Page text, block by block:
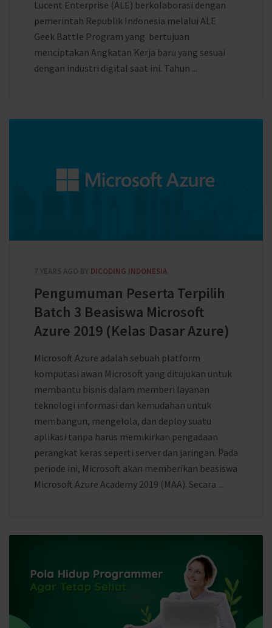
Lucent Enterprise (ALE) berkolaborasi dengan
pemerintah Republik Indonesia melalui ALE
Geek Battle Program yang bertujuan
menciptakan Angkatan Kerja baru yang sesuai
dengan industri digital saat ini. Tahun ...
7 YEARS AGO BY DICODING INDONESIA
Pengumuman Peserta Terpilih
Batch 3 Beasiswa Microsoft
Azure 2019 (Kelas Dasar Azure)
Microsoft Azure adalah sebuah platform
komputasi awan Microsoft yang ditujukan untuk
membantu bisnis dalam memberi layanan
teknologi informasi dan kemudahan untuk
membangun, mengelola, dan deploy suatu
aplikasi tanpa harus memikirkan pengadaan
perangkat keras seperti server dan jaringan. Pada
periode ini, Microsoft akan memberikan beasiswa
Microsoft Azure Academy 2019 (MAA). Secara ...